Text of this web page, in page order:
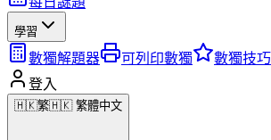
學習
數獨解題器 可列印數獨 數獨技巧
登入
🇭🇰繁🇭🇰 繁體中文